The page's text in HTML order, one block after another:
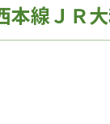
本線ＪＲ